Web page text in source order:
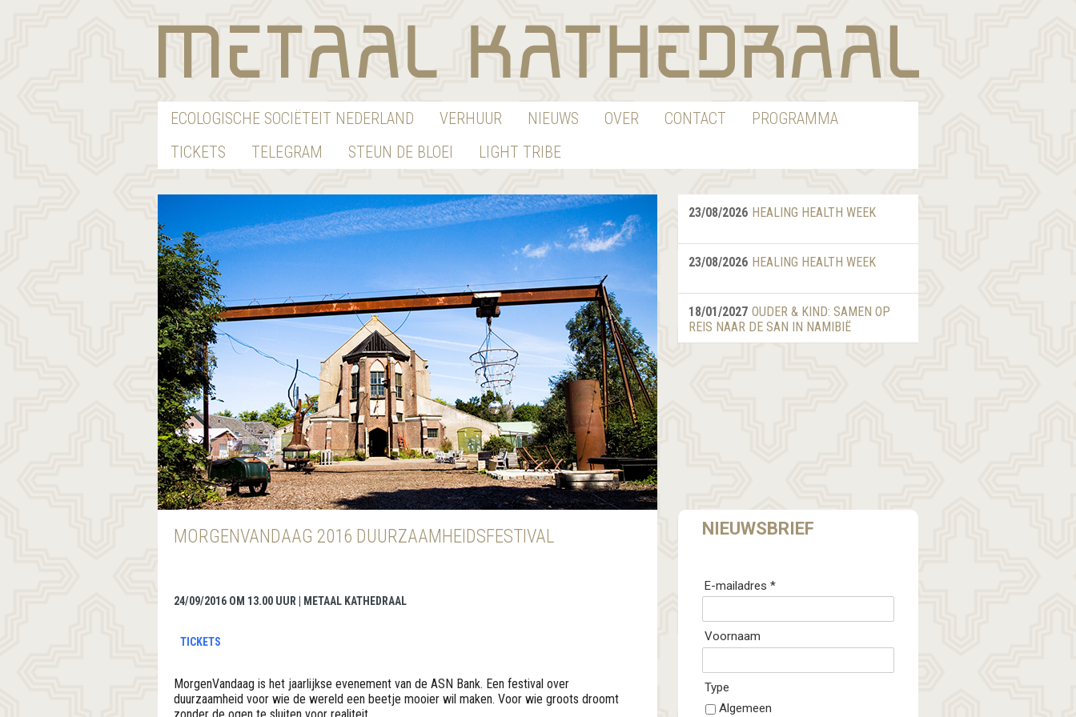
ECOLOGISCHE SOCIËTEIT NEDERLAND VERHUUR NIEUWS OVER CONTACT
PROGRAMMA
TICKETS
TELEGRAM STEUN DE BLOEI LIGHT TRIBE
MORGENVANDAAG 2016 DUURZAAMHEIDSFESTIVAL
24/09/2016 OM 13.00 UUR | METAAL KATHEDRAAL
TICKETS
MorgenVandaag is het jaarlijkse evenement van de ASN Bank. Een festival over
duurzaamheid voor wie de wereld een beetje mooier wil maken. Voor wie groots droomt
23/08/2026 HEALING HEALTH WEEK
23/08/2026 HEALING HEALTH WEEK
18/01/2027 OUDER & KIND: SAMEN OP
REIS NAAR DE SAN IN NAMIBIË
NIEUWSBRIEF
E-mailadres *
Voornaam
Type
Algemeen